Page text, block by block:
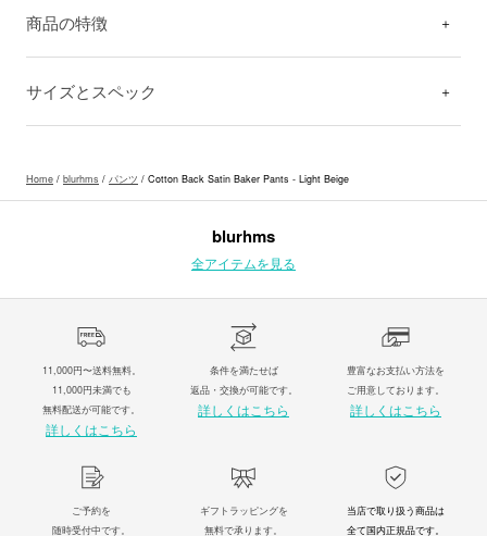
商品の特徴
サイズとスペック
Home / blurhms / パンツ / Cotton Back Satin Baker Pants - Light Beige
blurhms
全アイテムを見る
11,000円〜送料無料。
11,000円未満でも
無料配送が可能です。
詳しくはこちら
条件を満たせば
返品・交換が可能です。
詳しくはこちら
豊富なお支払い方法を
ご用意しております。
詳しくはこちら
ご予約を
随時受付中です。
ギフトラッピングを
無料で承ります。
当店で取り扱う商品は
全て国内正規品です。